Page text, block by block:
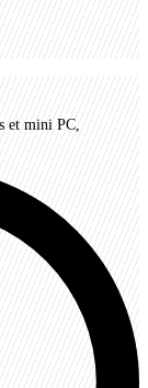
et mini PC,